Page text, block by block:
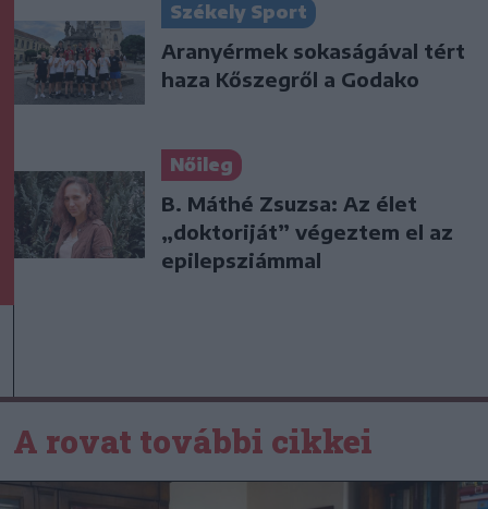
Székely Sport
Aranyérmek sokaságával tért
haza Kőszegről a Godako
Nőileg
B. Máthé Zsuzsa: Az élet
„doktoriját” végeztem el az
epilepsziámmal
A rovat további cikkei